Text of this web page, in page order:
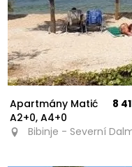
Apartmány Matić
A2+0, A4+0
8
Bibinje - Severní